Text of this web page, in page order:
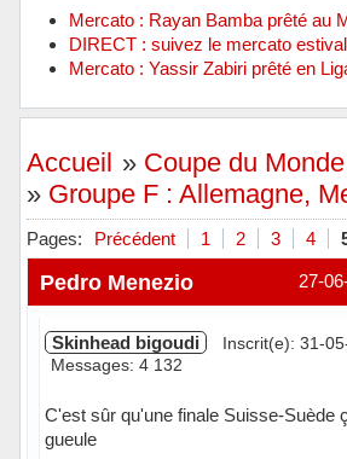
Mercato : Rayan Bamba prêté au
DIRECT : suivez le mercato
Mercato : Yassir Zabiri prêté en
Accueil » Coupe du
» Groupe F : Allemagne,
Pages: Précédent 1 2 3 4
27-
Pedro Menezio
Skinhead bigoudi
Inscrit(e): 31-
Messages: 4 132
C'est sûr qu'une finale Suisse-Suède
gueule